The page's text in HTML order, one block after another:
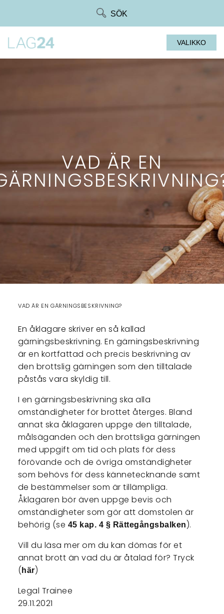
SÖK
VALIKKO
VAD ÄR EN
VAD ÄR EN GÄRNINGSBESKRIVNING?
En åklagare skriver en så kallad
gärningsbeskrivning. En gärningsbeskrivning
är en kortfattad och precis beskrivning av
den brottslig gärningen som den tilltalade
påstås vara skyldig till.
I en gärningsbeskrivning ska alla
omständigheter för brottet återges. Bland
annat ska åklagaren uppge den tilltalade,
målsäganden och den brottsliga gärningen
med uppgift om tid och plats för dess
förövande och de övriga omständigheter
som behövs för dess kännetecknande samt
de bestämmelser som är tillämpliga.
Åklagaren bör även uppge bevis och
omständigheter som gör att domstolen är
behörig (se 45 kap. 4 § Rättegångsbalken).
Vill du läsa mer om du kan dömas för et
annat brott än vad du är åtalad för? Tryck
( här)
Legal Trainee
29.11.2021